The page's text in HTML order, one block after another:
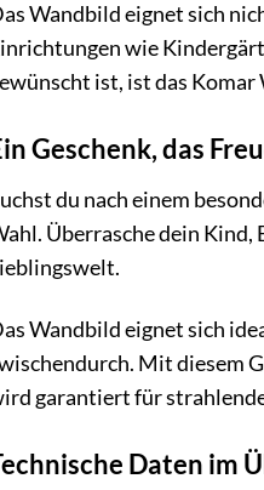
Wandbild eignet sich
wie
ist, ist das Komar
Geschenk, das
du nach einem
Überrasche dein
Wandbild eignet sich
Mit diesem
garantiert für
Daten im